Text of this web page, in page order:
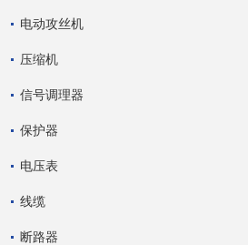
电动攻丝机
压缩机
信号调理器
保护器
电压表
线缆
断路器